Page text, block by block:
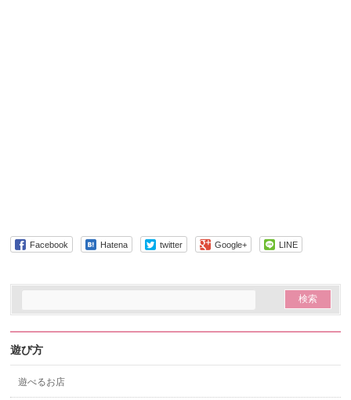
Facebook Hatena twitter Google+ LINE
遊び方
遊べるお店